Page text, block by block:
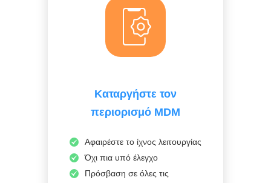
Καταργήστε τον
περιορισμό MDM
Αφαιρέστε το ίχνος λειτουργίας
Όχι πια υπό έλεγχο
Πρόσβαση σε όλες τις